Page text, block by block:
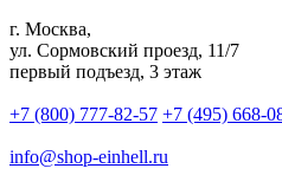
г. Москва,
ул. Сормовский проезд, 11/7
первый подъезд, 3 этаж
+7 (800) 777-82-57 +7 (495) 668-
info@shop-einhell.ru